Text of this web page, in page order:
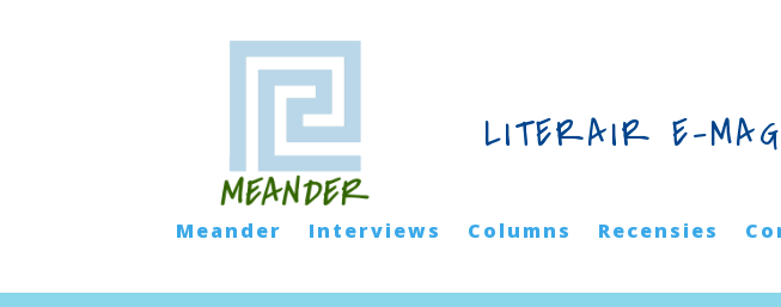
LITERAIR E-
Meander Interviews Columns Recensies